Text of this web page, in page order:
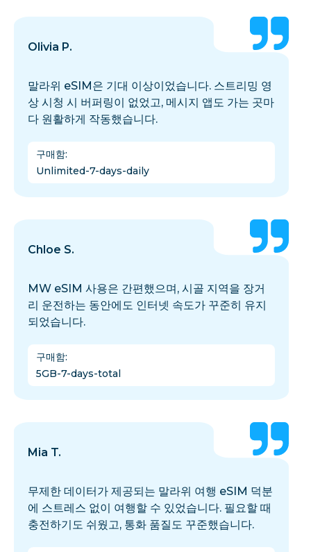
Olivia P.
말라위 eSIM은 기대 이상이었습니다. 스트리밍 영
상 시청 시 버퍼링이 없었고, 메시지 앱도 가는 곳마
다 원활하게 작동했습니다.
구매함:
Unlimited-7-days-daily
Chloe S.
MW eSIM 사용은 간편했으며, 시골 지역을 장거
리 운전하는 동안에도 인터넷 속도가 꾸준히 유지
되었습니다.
구매함:
5GB-7-days-total
Mia T.
무제한 데이터가 제공되는 말라위 여행 eSIM 덕분
에 스트레스 없이 여행할 수 있었습니다. 필요할 때
충전하기도 쉬웠고, 통화 품질도 꾸준했습니다.